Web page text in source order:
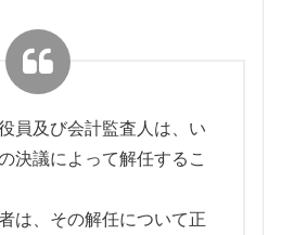
員及び会計監査人は、い
決議によって解任するこ
は、その解任について正